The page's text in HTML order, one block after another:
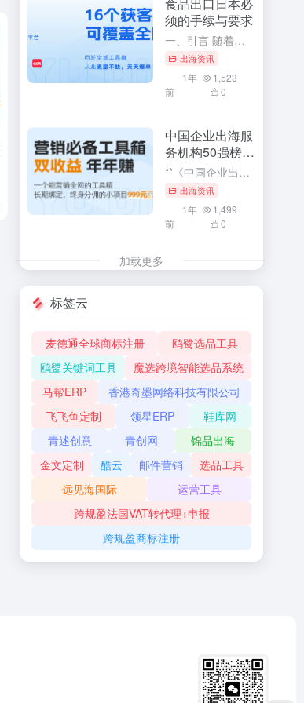
须的手续与要求
一、引言 随着全球化的深入发展，食品出口已成为各国经济发展的重要组成部分。特别是对于中国这样的食品生产大国，向日本等国家出口食品已成为重要的经济活动。然而，由于各国的食品安全法规和标准存在差异，食品出...
出海资讯
1年
前
1,523
0
中国企业出海服
务机构50强榜单
解读
**《中国企业出海服务机构50强榜单解读》：深度探索与利用企业出海服务的核心竞争力** 在全球化经济浪潮中，中国企业出海已成为一种趋势。而《中国企业出海服务机构50强榜单》的发布，无疑为众多寻求海外市...
出海资讯
1年
前
1,499
0
加载更多
标签云
麦德通全球商标注册
鸥鹭选品工具
鸥鹭关键词工具
魔选跨境智能选品系统
马帮ERP
香港奇墨网络科技有限公司
飞飞鱼定制
领星ERP
鞋库网
青述创意
青创网
锦品出海
金文定制
酷云 邮件营销
选品工具
远见海国际
运营工具
跨规盈法国VAT转代理+申报
跨规盈商标注册